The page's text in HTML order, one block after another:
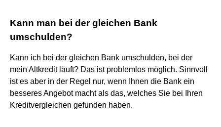
Kann man bei der gleichen Bank
umschulden?
Kann ich bei der gleichen Bank umschulden, bei der
mein Altkredit läuft? Das ist problemlos möglich. Sinnvoll
ist es aber in der Regel nur, wenn Ihnen die Bank ein
besseres Angebot macht als das, welches Sie bei Ihren
Kreditvergleichen gefunden haben.